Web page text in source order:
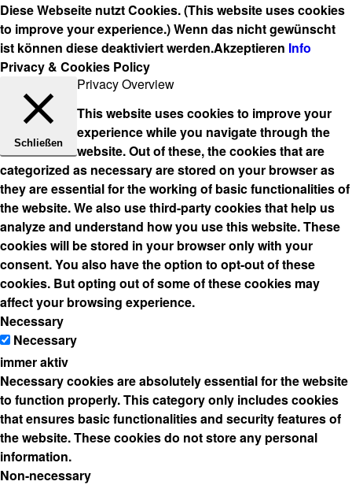
Diese Webseite nutzt Cookies. (This website uses cookies
to improve your experience.) Wenn das nicht gewünscht
ist können diese deaktiviert werden.Akzeptieren Info
Privacy & Cookies Policy
Schließen
Privacy Overview
This website uses cookies to improve your
experience while you navigate through the
website. Out of these, the cookies that are
categorized as necessary are stored on your browser as
they are essential for the working of basic functionalities of
the website. We also use third-party cookies that help us
analyze and understand how you use this website. These
cookies will be stored in your browser only with your
consent. You also have the option to opt-out of these
cookies. But opting out of some of these cookies may
affect your browsing experience.
Necessary
Necessary
immer aktiv
Necessary cookies are absolutely essential for the website
to function properly. This category only includes cookies
that ensures basic functionalities and security features of
the website. These cookies do not store any personal
information.
Non-necessary